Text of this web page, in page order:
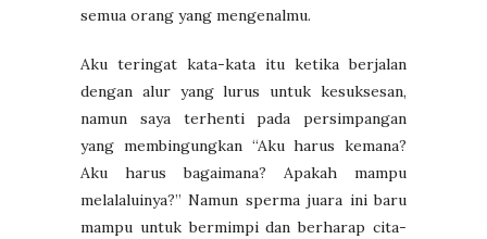
semua orang yang mengenalmu.
Aku teringat kata-kata itu ketika berjalan
dengan alur yang lurus untuk kesuksesan,
namun saya terhenti pada persimpangan
yang membingungkan “Aku harus kemana?
Aku harus bagaimana? Apakah mampu
melalaluinya?” Namun sperma juara ini baru
mampu untuk bermimpi dan berharap cita-